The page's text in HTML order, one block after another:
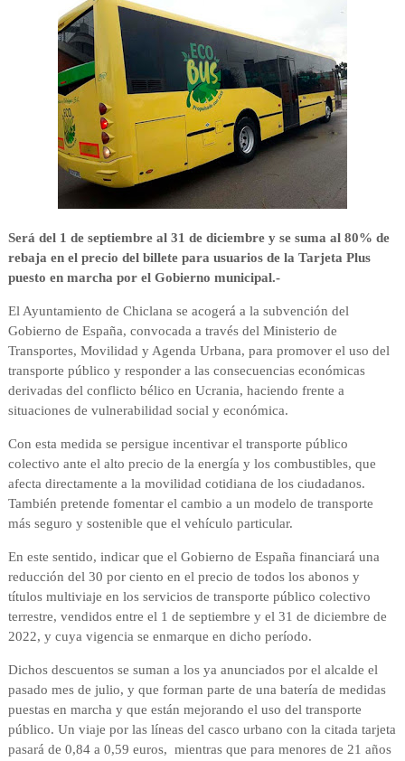
Será del 1 de septiembre al 31 de diciembre y se suma al 80% de
rebaja en el precio del billete para usuarios de la Tarjeta Plus
puesto en marcha por el Gobierno municipal.-
El Ayuntamiento de Chiclana se acogerá a la subvención del
Gobierno de España, convocada a través del Ministerio de
Transportes, Movilidad y Agenda Urbana, para promover el uso del
transporte público y responder a las consecuencias económicas
derivadas del conflicto bélico en Ucrania, haciendo frente a
situaciones de vulnerabilidad social y económica.
Con esta medida se persigue incentivar el transporte público
colectivo ante el alto precio de la energía y los combustibles, que
afecta directamente a la movilidad cotidiana de los ciudadanos.
También pretende fomentar el cambio a un modelo de transporte
más seguro y sostenible que el vehículo particular.
En este sentido, indicar que el Gobierno de España financiará una
reducción del 30 por ciento en el precio de todos los abonos y
títulos multiviaje en los servicios de transporte público colectivo
terrestre, vendidos entre el 1 de septiembre y el 31 de diciembre de
2022, y cuya vigencia se enmarque en dicho período.
Dichos descuentos se suman a los ya anunciados por el alcalde el
pasado mes de julio, y que forman parte de una batería de medidas
puestas en marcha y que están mejorando el uso del transporte
público. Un viaje por las líneas del casco urbano con la citada tarjeta
pasará de 0,84 a 0,59 euros, mientras que para menores de 21 años